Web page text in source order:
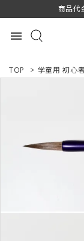
商品代
menu
TOP > 学童用 初心